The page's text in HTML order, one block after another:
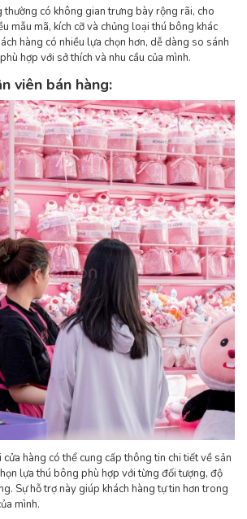
thường có không gian trưng bày rộng rãi, cho
mẫu mã, kích cỡ và chủng loại thú bông khác
hàng có nhiều lựa chọn hơn, dễ dàng so sánh
hợp với sở thích và nhu cầu của mình.
viên bán hàng:
hàng có thể cung cấp thông tin chi tiết về sản
lựa thú bông phù hợp với từng đối tượng, độ
Sự hỗ trợ này giúp khách hàng tự tin hơn trong
mình.